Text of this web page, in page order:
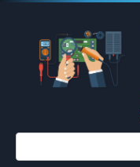
Перейти
контенту
Поиск: